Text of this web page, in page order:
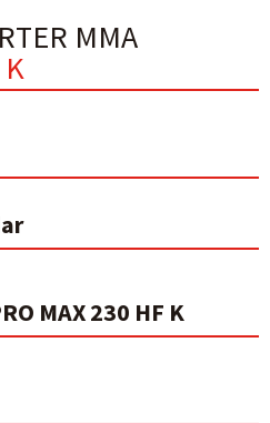
MMA
MAX 230 HF K